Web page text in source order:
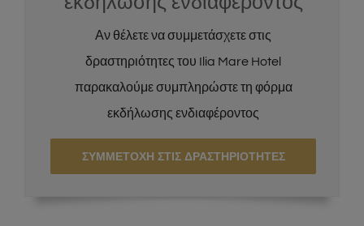
Αν θέλετε να συμμετάσχετε στις
δραστηριότητες του Ilia Mare Hotel
παρακαλούμε συμπληρώστε τη φόρμα
εκδήλωσης ενδιαφέροντος
ΣΥΜΜΕΤΟΧΗ ΣΤΙΣ ΔΡΑΣΤΗΡΙΟΤΗΤΕΣ